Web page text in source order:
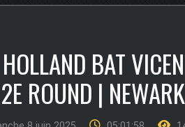
BAT
ROUND | NEWARK